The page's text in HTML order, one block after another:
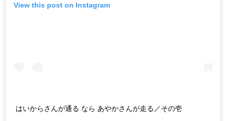
View this post on Instagram
はいからさんが通る なら あやかさんが走る／その壱